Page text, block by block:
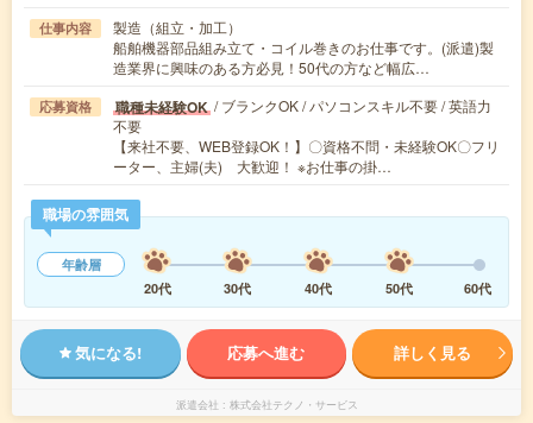
仕事内容
製造（組立・加工）
船舶機器部品組み立て・コイル巻きのお仕事です。(派遣)製
造業界に興味のある方必見！50代の方など幅広…
応募資格 職種未経験OK / ブランクOK / パソコンスキル不要 / 英語力
不要
【来社不要、WEB登録OK！】〇資格不問・未経験OK〇フリ
ーター、主婦(夫) 大歓迎！ ※お仕事の掛…
職場の雰囲気
年齢層
20代
30代 40代 50代 60代
気になる! 応募へ進む 詳しく見る
派遣会社 株式会社テクノ・サービス